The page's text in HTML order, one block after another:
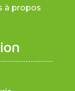
à propos